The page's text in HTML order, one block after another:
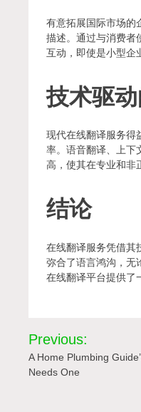
有意拓展国际市场的
描述。通过与消费者
互动，即使是小型企
技术驱
现代在线翻译服务得
率。语音翻译、上下
高，使其在专业和非
结论
在线翻译服务凭借其
弥合了语言鸿沟，无
在线翻译平台提供了
Post
navigation
Previous:
A Home Plumbing
Needs One